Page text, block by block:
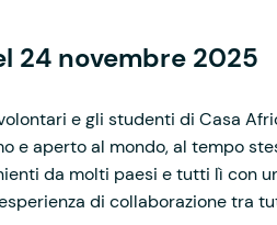
24 novembre 2025
e gli studenti di Casa
e aperto al mondo, al tempo
da molti paesi e tutti lì con
di collaborazione tra